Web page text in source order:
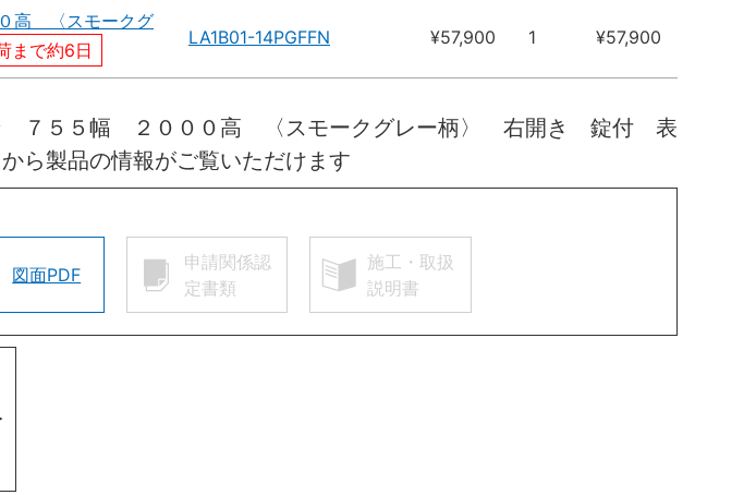
高 〈スモークグ
まで約6日
LA1B01-14PGFFN ¥57,900 1 ¥57,900
７５５幅 ２０００高 〈スモークグレー柄〉 右開き 錠付 表
ら製品の情報がご覧いただけます
図面PDF
申請関係認
定書類
施工・取扱
説明書